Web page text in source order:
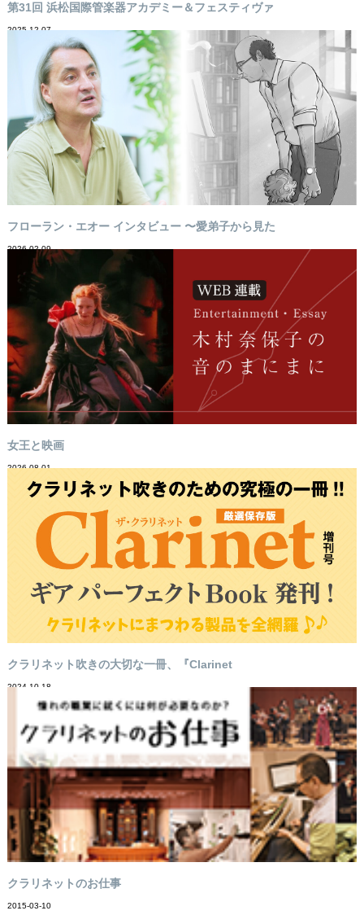
第31回 浜松国際管楽器アカデミー＆フェスティヴァ
2025-12-07
フローラン・エオー インタビュー 〜愛弟子から見た
2026-02-09
女王と映画
2026-08-01
クラリネット吹きの大切な一冊、『Clarinet
2024-10-18
クラリネットのお仕事
2015-03-10